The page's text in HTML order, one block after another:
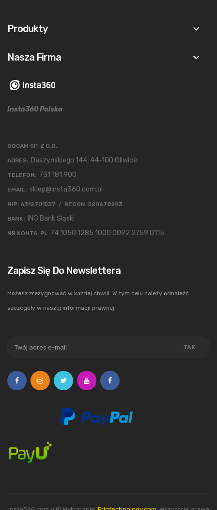
Produkty keyboard_arrow_down
Nasza Firma keyboard_arrow_down
Insta360 Polska
GOCAM SP. Z O.O.
ADRES: Daszyńskiego 144, 44-100 Gliwice
TELEFON: 731 181 900
EMAIL: sklep@insta360.com.pl
NIP: 6312701537 / REGON: 520678283
BANK: ING Bank Śląski
NR KONTA: PL 74 1050 1285 1000 0092 2759 0115
Zapisz Się Do Newslettera
Możesz zrezygnować w każdej chwili. W tym celu należy odnaleźć
szczegóły w naszej informacji prawnej.